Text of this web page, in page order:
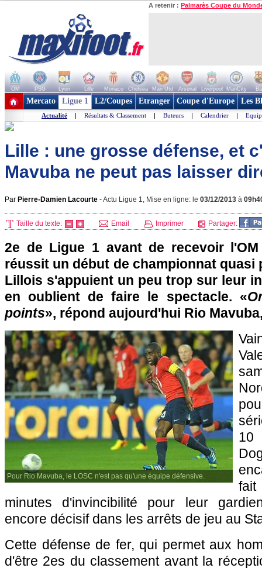
A retenir : Palmarès Coupe du
OM PSG Lyon Lille Monaco Chelsea Man Utd Arsenal Liverpool ManCity
+ de clubs
Mercato Ligue 1 L2/Coupes Etranger Coupe d'Europe Les
Actualité | Résultats & Classement | Buteurs | Calendrier |
Lille : une grosse défense, et
Mavuba ne peut pas laisser
Par Pierre-Damien Lacourte -Actu Ligue 1, Mise en ligne: le 03/12/2013 à
Taille du texte: Email Imprimer Partager:
2e de Ligue 1 avant de recevoir l'OM
réussit un début de championnat quasi
Lillois s'appuient un peu trop sur leur
en oublient de faire le spectacle. «
points», répond aujourd'hui Rio
Pour Rio Mavuba, le LOSC n'est pas qu'une équipe défensive.
minutes d'invincibilité pour leur
encore décisif dans les arrêts de jeu au
Cette défense de fer, qui permet aux
d'être 2es du classement avant la